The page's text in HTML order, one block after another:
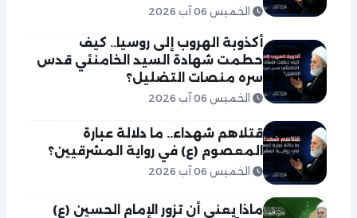
الخميس 06 آب 2026
أكذوبة الهروب إلى روسيا.. كيف
حطمت شهادة السيد الخامنئي قدس
سره منصات التضليل؟
الخميس 06 آب 2026
قتلاهم شهداء.. ما دلالة عبارة
المعصوم (ع) في رواية المشرقيين؟
الخميس 06 آب 2026
ماذا يعني أن تزور الإمام الحسين (ع)